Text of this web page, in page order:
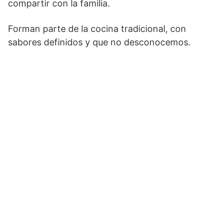
compartir con la familia.
Forman parte de la cocina tradicional, con
sabores definidos y que no desconocemos.